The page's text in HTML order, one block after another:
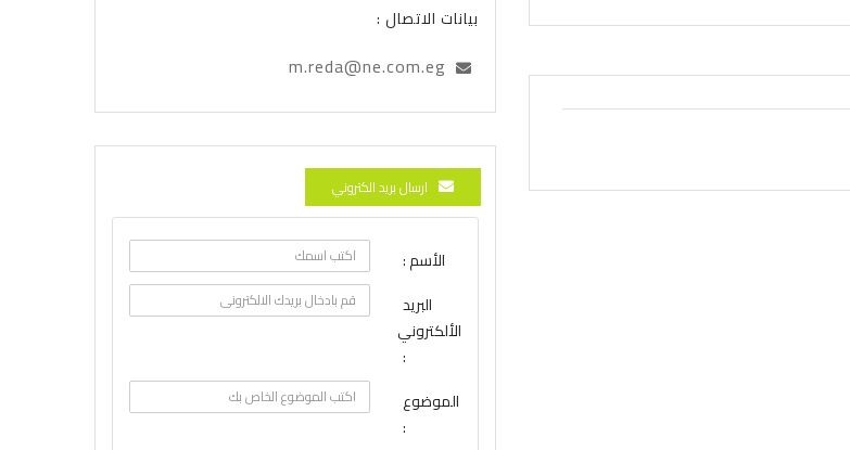
بيانات الاتصال :
m.reda@ne.com.eg
ارسال بريد الكتروني
الأسم :
البريد
الألكتروني
:
الموضوع
: